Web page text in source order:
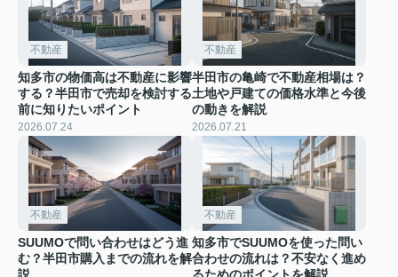
不動産
知多市の物価高は不動産に影響
する？半田市で売却を検討する
前に知りたいポイント
2026.07.24
不動産
半田市の亀崎で不動産相場は？
土地や戸建ての価格水準と今後
の動きを解説
2026.07.21
不動産
SUUMOで問い合わせはどう進
む？半田市購入までの流れを解
不動産
知多市でSUUMOを使った問い
合わせの流れは？不安なく進め